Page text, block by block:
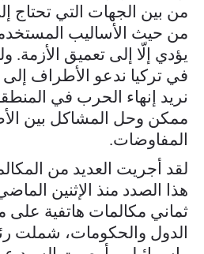
من بين الجهات التي تحتاج
من حيث الأساليب
يؤدي إلّا إلى تعميق الأزمة.
في تركيا ندعو الأطراف
نريد إنهاء الحرب في
ممكن وحل المشاكل بين
المفاوضات.
لقد أجريت العديد من
هذا الصدد منذ الإثنين
ثماني مكالمات هاتفية
الدول والحكومات، شملت